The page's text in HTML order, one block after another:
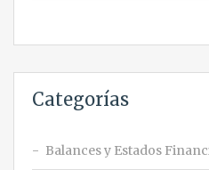
Categorías
Balances y Estados